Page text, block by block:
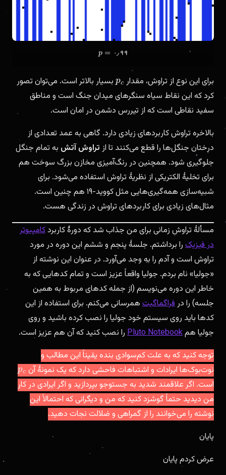
۰٫ ۹۹ p =۰٫ ۹۹
برای این نوع از تراوش، مقدار pc بسیار بالاتر است. می‌توان تصور
کرد که این نقاط سیاه سنگرهای میدان جنگ است و مناطق
سفید نقاطی است که از تیررس دشمن در امان است.
بالاخره تراوش کاربردهای زیادی دارد. گاهی به عمد تعدادی از
درختان جنگل‌ها را قطع می‌کنند تا از تراوش آتش به تمام جنگل
جلوگیری شود. همچنین در رنگ‌آمیزی مخازن بزرگ سوخت هم
برای تخلیهٔ الکتریکی از نظریهٔ تراوش استفاده می‌شود. برای
شبیه‌سازی همه‌گیری‌هایی مثل کووید-۱۹ هم چنین است.
مثال‌های زیادی برای کاربردهای تراوش در زندگی هست.
مسألهٔ تراوش زمانی برای من جذاب شد که دورهٔ کاربردکامپیوتر
در فیزیک را برداشتم. جلسهٔ پنجم و ششم این دوره در مورد
تراوش است و آدم را به وجد می‌آورد. در عنوان این نوشته از
«جولیا» نام بردم. جولیا واقعاً عزیز است و تمام کد‌هایی که به
خاطر این دوره می‌نویسم (از جمله کدهای مربوط به همین
جلسه) را در فراگماگیت همرسانی می‌کنم. برای استفاده از این
کدها باید روی سیستم خود جولیا را نصب کرده باشید و روی
جولیا همPluto Notebook را نصب کنید که آن هم عزیز است.
توجه کنید که به علت کم‌سوادی بنده یقیناً این مطالب و
نوت‌بوک‌ها ایرادات و اشتباهات فاحشی دارد که یک نمونهٔ آن pc
است. اگر علاقمند شدید به جستوجو بپردازید و اگر ایرادی در کار
من دیدید حتماً گوشزد کنید که من و دیگرانی که احتمالاً این
نوشته را می‌خوانند را از گمراهی و ضلالت نجات دهید.
پایان
عرض کردم پایان